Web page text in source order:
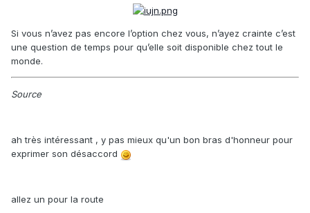
Si vous n’avez pas encore l’option chez vous, n’ayez crainte c’est
une question de temps pour qu’elle soit disponible chez tout le
monde.
Source
ah très intéressant , y pas mieux qu'un bon bras d'honneur pour
exprimer son désaccord
allez un pour la route